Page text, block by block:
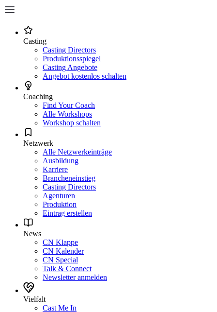
Casting
Casting Directors
Produktionsspiegel
Casting Angebote
Angebot kostenlos schalten
Coaching
Find Your Coach
Alle Workshops
Workshop schalten
Netzwerk
Alle Netzwerkeinträge
Ausbildung
Karriere
Brancheneinstieg
Casting Directors
Agenturen
Produktion
Eintrag erstellen
News
CN Klappe
CN Kalender
CN Special
Talk & Connect
Newsletter anmelden
Vielfalt
Cast Me In